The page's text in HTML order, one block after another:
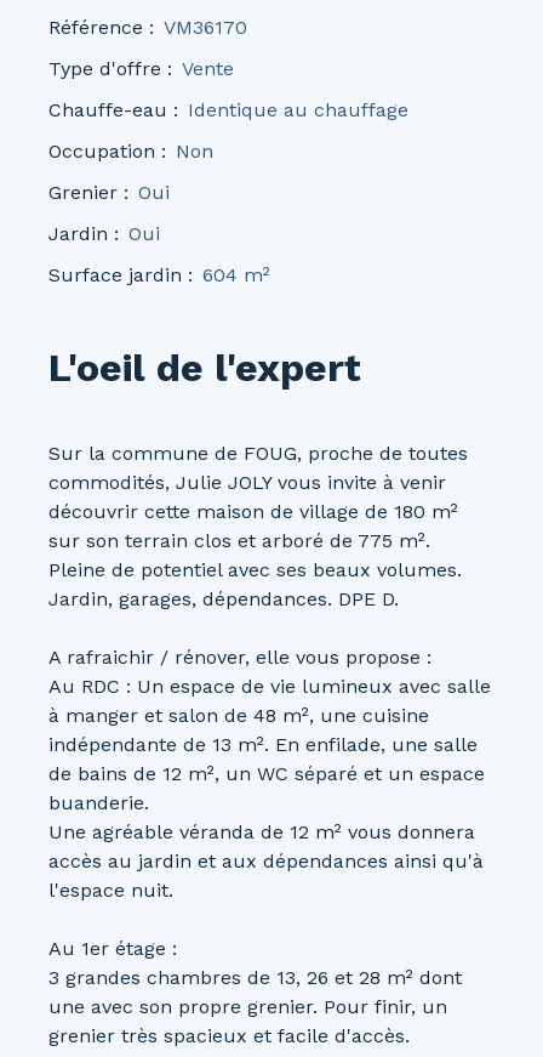
Référence : VM36170
Type d'offre : Vente
Chauffe-eau : Identique au chauffage
Occupation : Non
Grenier : Oui
Jardin : Oui
Surface jardin : 604 m²
L'oeil de l'expert
Sur la commune de FOUG, proche de toutes
commodités, Julie JOLY vous invite à venir
découvrir cette maison de village de 180 m²
sur son terrain clos et arboré de 775 m².
Pleine de potentiel avec ses beaux volumes.
Jardin, garages, dépendances. DPE D.
A rafraichir / rénover, elle vous propose :
Au RDC : Un espace de vie lumineux avec salle
à manger et salon de 48 m², une cuisine
indépendante de 13 m². En enfilade, une salle
de bains de 12 m², un WC séparé et un espace
buanderie.
Une agréable véranda de 12 m² vous donnera
accès au jardin et aux dépendances ainsi qu'à
l'espace nuit.
Au 1er étage :
3 grandes chambres de 13, 26 et 28 m² dont
une avec son propre grenier. Pour finir, un
grenier très spacieux et facile d'accès.